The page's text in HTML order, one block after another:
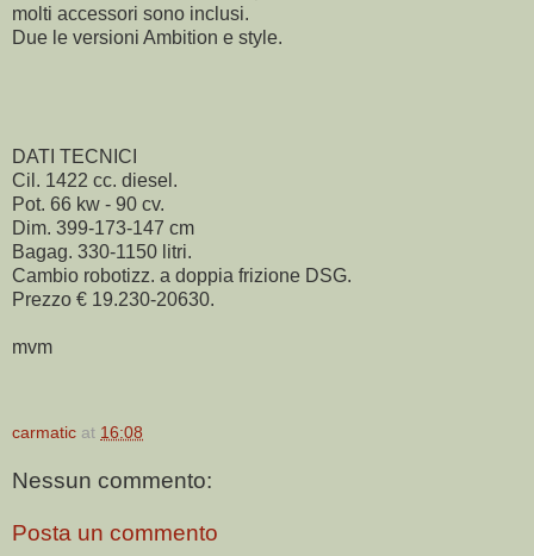
molti accessori sono inclusi.
Due le versioni Ambition e style.
DATI TECNICI
Cil. 1422 cc. diesel.
Pot. 66 kw - 90 cv.
Dim. 399-173-147 cm
Bagag. 330-1150 litri.
Cambio robotizz. a doppia frizione DSG.
Prezzo € 19.230-20630.
mvm
carmatic at 16:08
Nessun commento:
Posta un commento